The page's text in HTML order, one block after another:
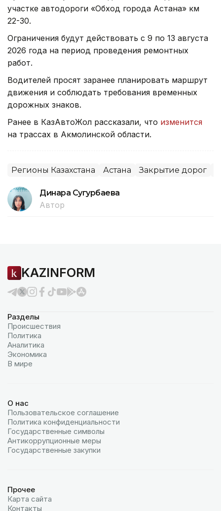
участке автодороги «Обход города Астана» км
22-30.
Ограничения будут действовать с 9 по 13 августа
2026 года на период проведения ремонтных
работ.
Водителей просят заранее планировать маршрут
движения и соблюдать требования временных
дорожных знаков.
Ранее в КазАвтоЖол рассказали, что изменится
на трассах в Акмолинской области.
Регионы Казахстана Астана Закрытие дорог
Динара Сугурбаева
Автор
KAZINFORM
Разделы
Происшествия
Политика
Аналитика
Экономика
В мире
О нас
Пользовательское соглашение
Политика конфиденциальности
Государственные символы
Антикоррупционные меры
Государственные закупки
Прочее
Карта сайта
Контакты